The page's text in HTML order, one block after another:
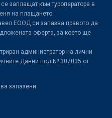
заплащат към туроператора в
на плащането.
ЕООД си запазва правото да
оферта, за което ще
администратор на лични
Данни под № 307035 от
запазени